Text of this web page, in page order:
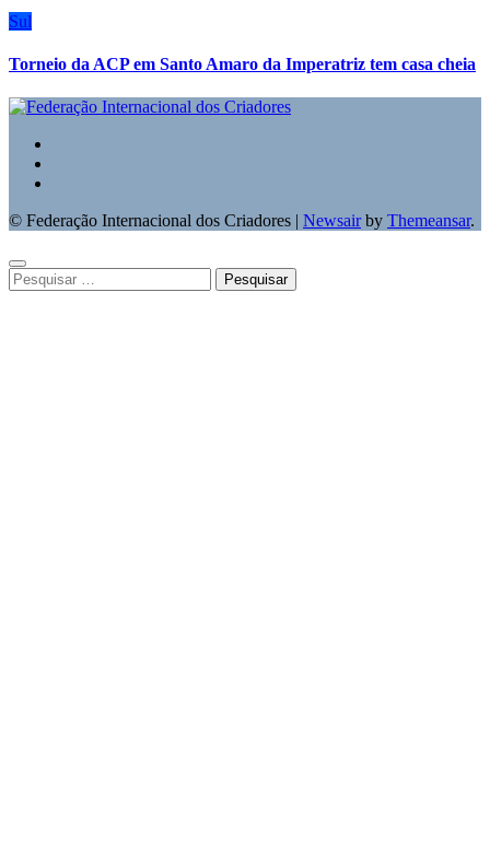
Sul
Torneio da ACP em Santo Amaro da Imperatriz tem casa cheia
© Federação Internacional dos Criadores | Newsairby Themeansar.
Pesquisar
por: